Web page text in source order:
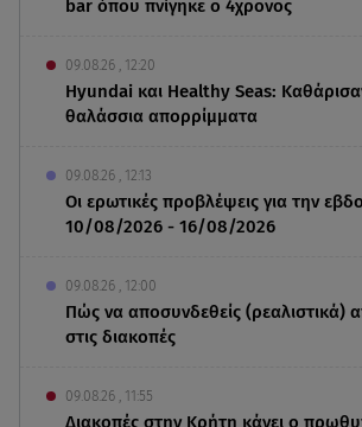
bar όπου πνίγηκε ο 4χρονος
09.08.26 , 12:20
Hyundai και Healthy Seas:
θαλάσσια απορρίμματα
09.08.26 , 12:13
Οι ερωτικές προβλέψεις για την
10/08/2026 - 16/08/2026
09.08.26 , 12:00
Πώς να αποσυνδεθείς (ρεαλιστικά)
στις διακοπές
09.08.26 , 11:55
Διακοπές στην Κρήτη κάνει ο